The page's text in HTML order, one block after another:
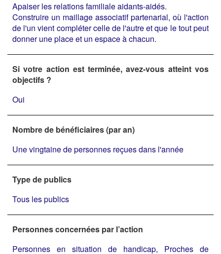
Apaiser les relations familiale aidants-aidés.
Construire un maillage associatif partenarial, où l'action
de l'un vient compléter celle de l'autre et que le tout peut
donner une place et un espace à chacun.
Si votre action est terminée, avez-vous atteint vos
objectifs ?
Oui
Nombre de bénéficiaires (par an)
Une vingtaine de personnes reçues dans l'année
Type de publics
Tous les publics
Personnes concernées par l’action
Personnes en situation de handicap, Proches de